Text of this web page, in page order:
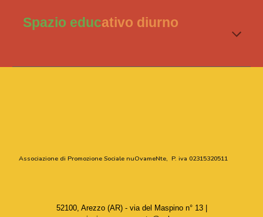
Spazio educativo diurno
Associazione di Promozione Sociale nuOvameNte, P. iva 02315320511
52100, Arezzo (AR) - via del Maspino n° 13